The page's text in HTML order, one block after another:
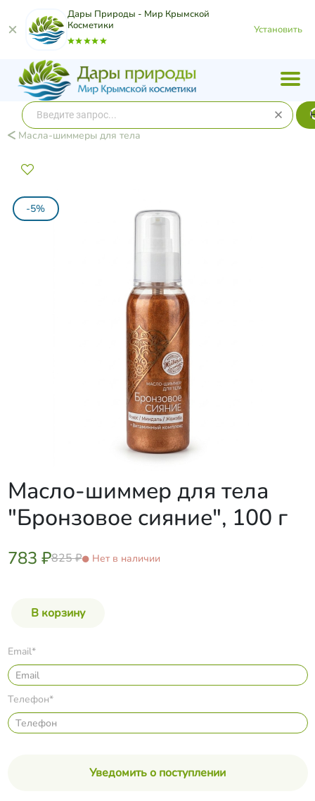
Дары Природы - Мир Крымской
Косметики
Установить
Масла-шиммеры для тела
-5%
Масло-шиммер для тела
"Бронзовое сияние", 100 г
783 ₽825 ₽ Нет в наличии
Email*
Телефон*
Уведомить о поступлении